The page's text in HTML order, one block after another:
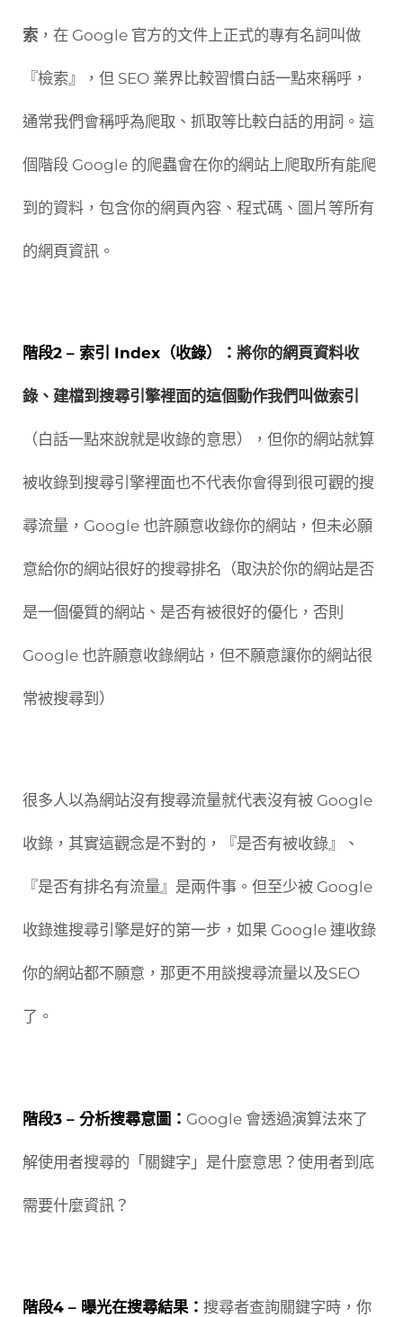
索 ，在 Google 官方的文件上正式的專有名詞叫做
『檢索』，但 SEO 業界比較習慣白話一點來稱呼，
通常我們會稱呼為爬取、抓取等比較白話的用詞。這
個階段 Google 的爬蟲會在你的網站上爬取所有能爬
到的資料，包含你的網頁內容、程式碼、圖片等所有
的網頁資訊。
階段2 – 索引 Index（收錄）： 將你的網頁資料收
錄、建檔到搜尋引擎裡面的這個動作我們叫做索引
（白話一點來說就是收錄的意思），但你的網站就算
被收錄到搜尋引擎裡面也不代表你會得到很可觀的搜
尋流量，Google 也許願意收錄你的網站，但未必願
意給你的網站很好的搜尋排名（取決於你的網站是否
是一個優質的網站、是否有被很好的優化，否則
Google 也許願意收錄網站，但不願意讓你的網站很
常被搜尋到）
很多人以為網站沒有搜尋流量就代表沒有被 Google
收錄，其實這觀念是不對的，『是否有被收錄』、
『是否有排名有流量』是兩件事。但至少被 Google
收錄進搜尋引擎是好的第一步，如果 Google 連收錄
你的網站都不願意，那更不用談搜尋流量以及SEO
了。
階段3 – 分析搜尋意圖： Google 會透過演算法來了
解使用者搜尋的「關鍵字」是什麼意思？使用者到底
需要什麼資訊？
階段4 – 曝光在搜尋結果： 搜尋者查詢關鍵字時，你